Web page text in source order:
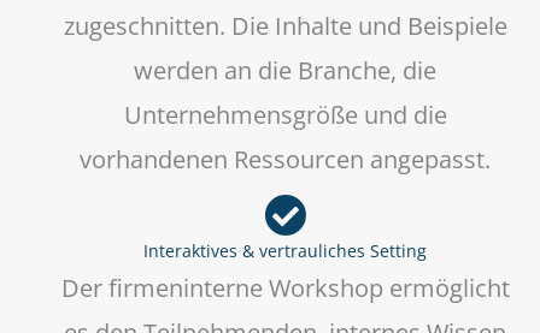
zugeschnitten. Die Inhalte und Beispiele
werden an die Branche, die
Unternehmensgröße und die
vorhandenen Ressourcen angepasst.
Interaktives & vertrauliches Setting
Der firmeninterne Workshop ermöglicht